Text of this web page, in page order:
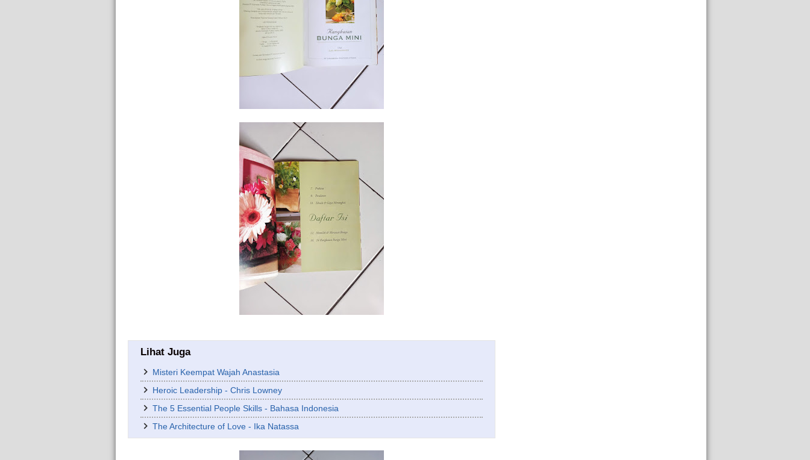
Lihat Juga
Misteri Keempat Wajah Anastasia
Heroic Leadership - Chris Lowney
The 5 Essential People Skills - Bahasa Indonesia
The Architecture of Love - Ika Natassa